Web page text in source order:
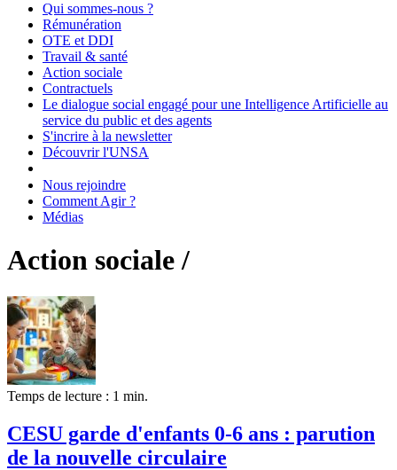
Qui sommes-nous ?
Rémunération
OTE et DDI
Travail & santé
Action sociale
Contractuels
Le dialogue social engagé pour une Intelligence Artificielle au
service du public et des agents
S'incrire à la newsletter
Découvrir l'UNSA
Nous rejoindre
Comment Agir ?
Médias
Action sociale /
Temps de lecture : 1 min.
CESU garde d'enfants 0-6 ans : parution
de la nouvelle circulaire